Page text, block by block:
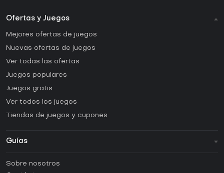
Ofertas y Juegos
Mejores ofertas de juegos
Nuevas ofertas de juegos
Ver todas las ofertas
Juegos populares
Juegos gratis
Ver todos los juegos
Tiendas de juegos y cupones
Guías
Guías y tutoriales
Sobre nosotros